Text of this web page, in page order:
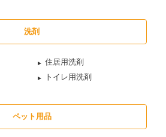
洗剤
住居用洗剤
トイレ用洗剤
ペット用品